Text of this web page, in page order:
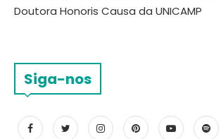
Doutora Honoris Causa da UNICAMP
Siga-nos